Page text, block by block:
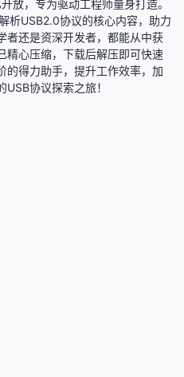
放，专为驱动工程师量身打造。
析USB2.0协议的核心内容，助力
者还是资深开发者，都能从中获
精心压缩，下载后解压即可快速
的得力助手，提升工作效率，加
协议探索之旅！